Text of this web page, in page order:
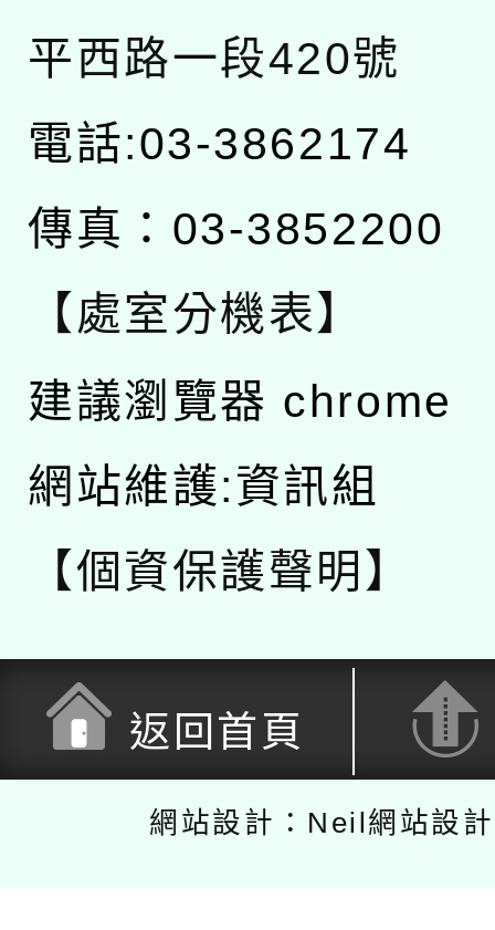
平西路一段420號
電話:03-3862174
傳真：03-3852200
【處室分機表】
建議瀏覽器 chrome
網站維護:資訊組
【個資保護聲明】
返回首頁
網站設計：Neil網站設